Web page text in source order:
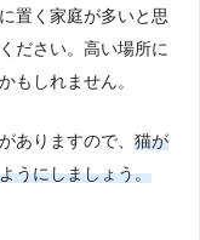
置く家庭が多いと思
ださい。高い場所に
もしれません。
ありますので、 猫が
うにしましょう。